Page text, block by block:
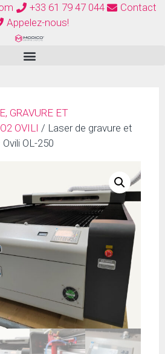
+33 61 79 47 044
Contact
Appelez-nous!
GRAVURE ET
OVILI / Laser de gravure et
OL-250